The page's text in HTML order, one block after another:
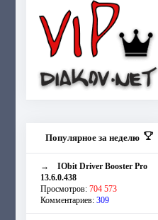
Популярное за неделю
→ IObit Driver Booster Pro
13.6.0.438
Просмотров: 704 573
Комментариев: 309